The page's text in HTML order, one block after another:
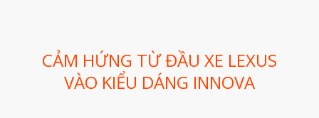
Automotive
Aerospace
Industries
CẢM HỨNG TỪ ĐẦU XE LEXUS
VÀO KIỂU DÁNG INNOVA